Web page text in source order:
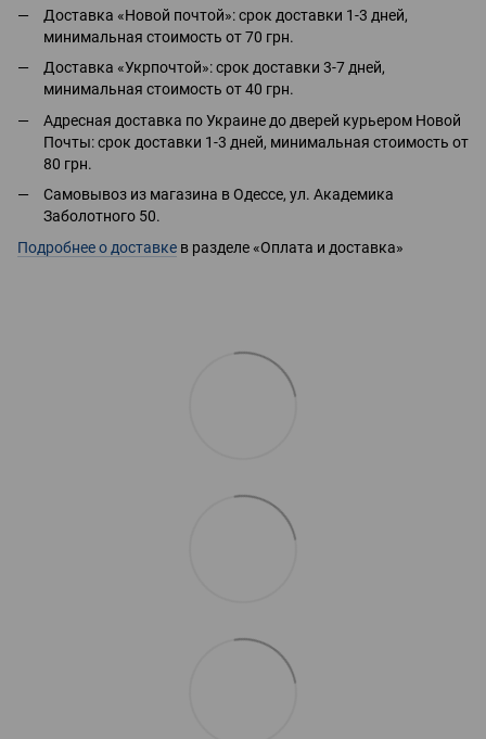
Доставка «Новой почтой»: срок доставки 1-3 дней,
минимальная стоимость от 70 грн.
Доставка «Укрпочтой»: срок доставки 3-7 дней,
минимальная стоимость от 40 грн.
Адресная доставка по Украине до дверей курьером Новой
Почты: срок доставки 1-3 дней, минимальная стоимость от
80 грн.
Самовывоз из магазина в Одессе, ул. Академика
Заболотного 50.
Подробнее о доставке в разделе «Оплата и доставка»